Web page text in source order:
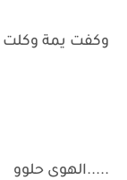
وكفت يمة وكلت
.....الهوى حلوو